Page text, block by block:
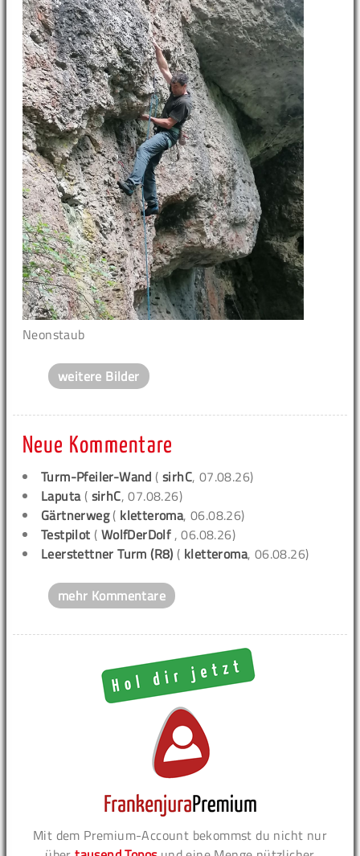
Neonstaub
weitere Bilder
Neue Kommentare
Turm-Pfeiler-Wand (sirhC, 07.08.26)
Laputa( sirhC, 07.08.26)
Gärtnerweg( kletteroma, 06.08.26)
Testpilot ( WolfDerDolf , 06.08.26)
Leerstettner Turm (R8) ( kletteroma, 06.08.26)
mehr Kommentare
Mit dem Premium-Account bekommst du nicht nur